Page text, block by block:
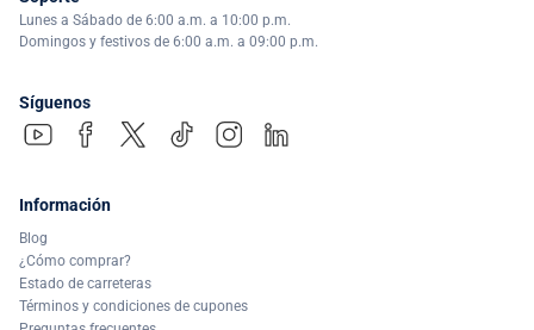
Lunes a Sábado de 6:00 a.m. a 10:00 p.m.
Domingos y festivos de 6:00 a.m. a 09:00 p.m.
Síguenos
Información
Blog
¿Cómo comprar?
Estado de carreteras
Términos y condiciones de cupones